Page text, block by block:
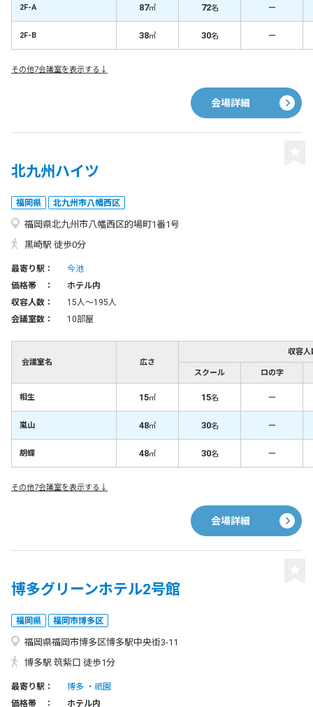
2F-A 87㎡ 72名 －
2F-B 38㎡ 30名 －
その他7会議室を表示する↓
会場詳細
北九州ハイツ
福岡県 北九州市八幡西区
福岡県北九州市八幡西区的場町1番1号
黒崎駅 徒歩0分
最寄り駅：
今池
価格帯 ：
ホテル内
収容人数：
15人〜195人
会議室数：
10部屋
会議室名 広さ
収容人
スクール ロの字
相生 15㎡ 15名 －
嵐山 48㎡ 30名 －
胡蝶 48㎡ 30名 －
その他7会議室を表示する↓
会場詳細
博多グリーンホテル2号館
福岡県 福岡市博多区
福岡県福岡市博多区博多駅中央街3-11
博多駅 筑紫口 徒歩1分
最寄り駅： 博多
祇園
価格帯 ：
ホテル内